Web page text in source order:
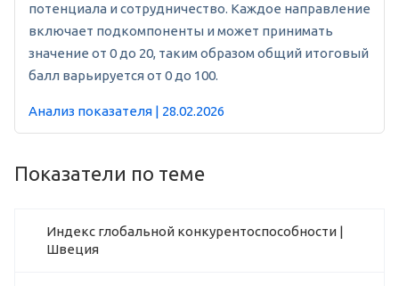
потенциала и сотрудничество. Каждое направление
включает подкомпоненты и может принимать
значение от 0 до 20, таким образом общий итоговый
балл варьируется от 0 до 100.
Анализ показателя | 28.02.2026
Показатели по теме
Индекс глобальной конкурентоспособности |
Швеция